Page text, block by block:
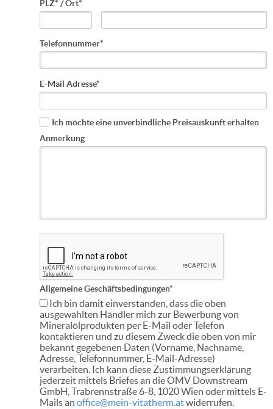
PLZ* / Ort*
Telefonnummer*
E-Mail Adresse*
Ich möchte eine unverbindliche Preisauskunft erhalten
Anmerkung
Allgemeine Geschäftsbedingungen*
Ich bin damit einverstanden, dass die oben
ausgewählten Händler mich zur Bewerbung von
Mineralölprodukten per E-Mail oder Telefon
kontaktieren und zu diesem Zweck die oben von mir
bekannt gegebenen Daten (Vorname, Nachname,
Adresse, Telefonnummer, E-Mail-Adresse)
verarbeiten. Ich kann diese Zustimmungserklärung
jederzeit mittels Briefes an die OMV Downstream
GmbH, Trabrennstraße 6-8, 1020 Wien oder mittels E-
Mails an office@mein-vitatherm.atwiderrufen.